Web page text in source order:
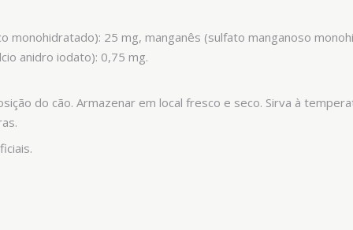
monohidratado): 25 mg, manganês (sulfato manganoso
anidro iodato): 0,75 mg.
do cão. Armazenar em local fresco e seco. Sirva à